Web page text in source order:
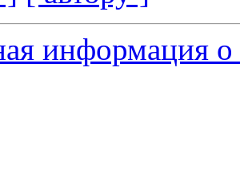
информация о